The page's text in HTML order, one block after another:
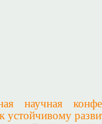
научная
устойчивому